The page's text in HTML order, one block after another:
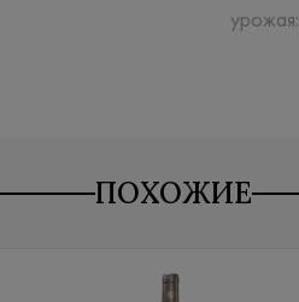
урожая:
ПОХОЖИЕ